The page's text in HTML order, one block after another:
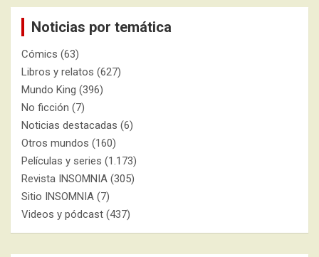
Noticias por temática
Cómics (63)
Libros y relatos (627)
Mundo King (396)
No ficción (7)
Noticias destacadas (6)
Otros mundos (160)
Películas y series (1.173)
Revista INSOMNIA (305)
Sitio INSOMNIA (7)
Videos y pódcast (437)